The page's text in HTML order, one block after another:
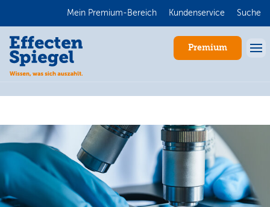
Mein Premium-Bereich Kundenservice Suche
Premium
Anmelden